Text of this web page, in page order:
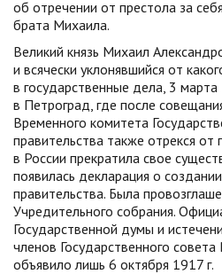
об отречении от престола за
брата Михаила.
Великий князь Михаил
и всячески уклонявшийся от
в государственные дела, 3 марта
в Петроград, где после
Временного комитета
правительства также отрекся от
в России прекратила свое
появилась декларация о
правительства. Была
Учредительного собрания.
Государственной думы и
членов Государственного
объявило лишь 6 октября 1917 г.